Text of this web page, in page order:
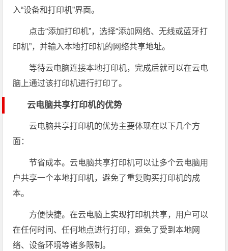
入“设备和打印机”界面。
点击“添加打印机”，选择“添加网络、无线或蓝牙打
印机”，并输入本地打印机的网络共享地址。
等待云电脑连接本地打印机，完成后就可以在云电
脑上通过该打印机进行打印了。
云电脑共享打印机的优势
云电脑共享打印机的优势主要体现在以下几个方
面：
节省成本。云电脑共享打印机可以让多个云电脑用
户共享一个本地打印机，避免了重复购买打印机的成
本。
方便快捷。在云电脑上实现打印机共享，用户可以
在任何时间、任何地点进行打印，避免了受到本地网
络、设备环境等诸多限制。